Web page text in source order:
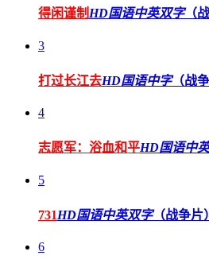
得闲谨制 HD国语中英双字（
3
打过长江去HD国语中字（战争
4
志愿军：浴血和平HD国语中
5
731HD国语中英双字（战争片）
6